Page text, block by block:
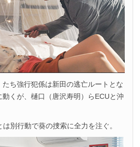
令室』をフルで見れるVOD一覧
令室』の他話ネタバレ記事一覧
ち強行犯係は新田の逃亡ルートとな
動くが、樋口（唐沢寿明）らECUと沖
別行動で葵の捜索に全力を注ぐ。